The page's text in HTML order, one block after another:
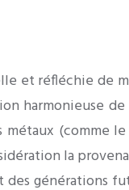
et réfléchie
harmonieuse
la
générations